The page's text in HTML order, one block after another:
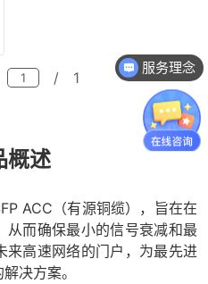
/ 1
概述
ACC（有源铜缆），旨在在
从而确保最小的信号衰减和最
来高速网络的门户，为最先进
决方案。
服务理念